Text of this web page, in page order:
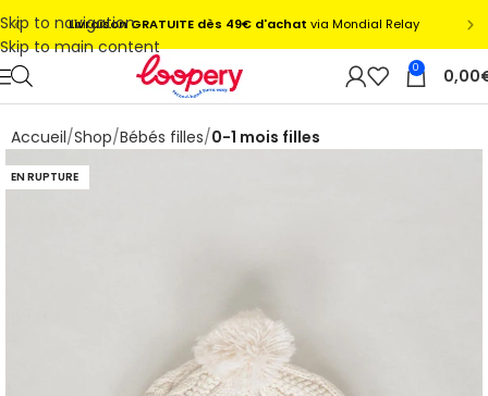
Skip to navigation
Skip to main content
0 0,00
Accueil Shop Bébés filles 0-1 mois filles
EN RUPTURE